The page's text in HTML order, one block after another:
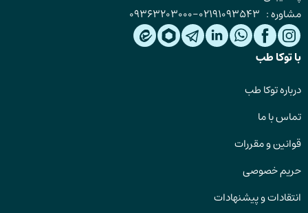
مشاوره : 02191093543
-
09363203000
با توکا طب
درباره توکا طب
تماس با ما
قوانین و مقررات
حریم خصوصی
انتقادات و پیشنهادات